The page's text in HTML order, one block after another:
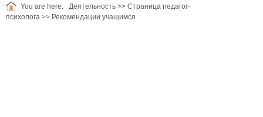
You are here: Деятельность >> Страница педагог-
психолога >> Рекомендации учащимся